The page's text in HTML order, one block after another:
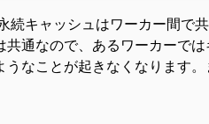
キャッシュはワーカー間で
通なので、あるワーカーで
なことが起きなくなります